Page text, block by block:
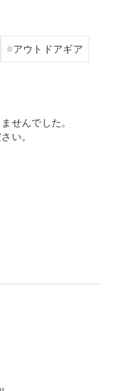
アウトドアギア
せんでした。
い。